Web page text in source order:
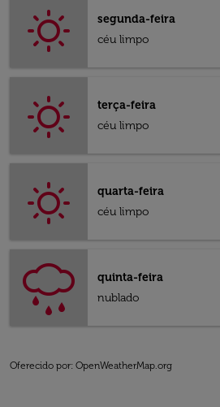
segunda-feira
céu limpo
terça-feira
céu limpo
quarta-feira
céu limpo
quinta-feira
nublado
Oferecido por: OpenWeatherMap.org